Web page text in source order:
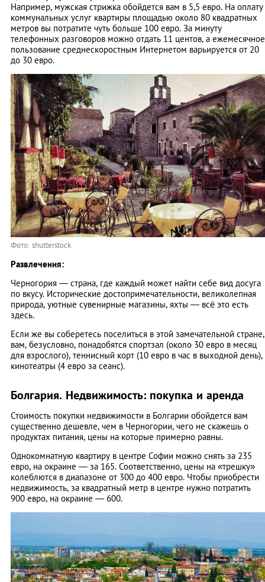
Например, мужская стрижка обойдется вам в 5,5 евро. На оплату
коммунальных услуг квартиры площадью около 80 квадратных
метров вы потратите чуть больше 100 евро. За минуту
телефонных разговоров можно отдать 11 центов, а ежемесячное
пользование среднескоростным Интернетом варьируется от 20
до 30 евро.
Фото: shutterstock
Развлечения:
Черногория — страна, где каждый может найти себе вид досуга
по вкусу. Исторические достопримечательности, великолепная
природа, уютные сувенирные магазины, яхты — всё это есть
здесь.
Если же вы соберетесь поселиться в этой замечательной стране,
вам, безусловно, понадобятся спортзал (около 30 евро в месяц
для взрослого), теннисный корт (10 евро в час в выходной день),
кинотеатры (4 евро за сеанс).
Болгария. Недвижимость: покупка и аренда
Стоимость покупки недвижимости в Болгарии обойдется вам
существенно дешевле, чем в Черногории, чего не скажешь о
продуктах питания, цены на которые примерно равны.
Однокомнатную квартиру в центре Софии можно снять за 235
евро, на окраине — за 165. Соответственно, цены на «трешку»
колеблются в диапазоне от 300 до 400 евро. Чтобы приобрести
недвижимость, за квадратный метр в центре нужно потратить
900 евро, на окраине — 600.